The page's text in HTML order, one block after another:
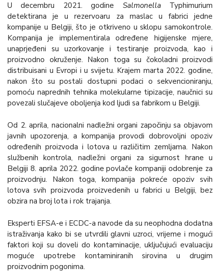
U decembru 2021. godine Salmonella Typhimurium
detektirana je u rezervoaru za maslac u fabrici jedne
kompanije u Belgiji, što je otkriveno u sklopu samokontrole.
Kompanija je implementirala određene higijenske mjere,
unaprjeđeni su uzorkovanje i testiranje proizvoda, kao i
proizvodno okruženje. Nakon toga su čokoladni proizvodi
distribuisani u Evropi i u svijetu. Krajem marta 2022. godine,
nakon što su postali dostupni podaci o sekvencioniranju,
pomoću naprednih tehnika molekularne tipizacije, naučnici su
povezali slučajeve oboljenja kod ljudi sa fabrikom u Belgiji.
Od 2. aprila, nacionalni nadležni organi započinju sa objavom
javnih upozorenja, a kompanija provodi dobrovoljni opoziv
određenih proizvoda i lotova u različitim zemljama. Nakon
službenih kontrola, nadležni organi za sigurnost hrane u
Belgiji 8. aprila 2022. godine povlače kompaniji odobrenje za
proizvodnju. Nakon toga, kompanija pokreće opoziv svih
lotova svih proizvoda proizvedenih u fabrici u Belgiji, bez
obzira na broj lota i rok trajanja.
Eksperti EFSA-e i ECDC-a navode da su neophodna dodatna
istraživanja kako bi se utvrdili glavni uzroci, vrijeme i mogući
faktori koji su doveli do kontaminacije, uključujući evaluaciju
moguće upotrebe kontaminiranih sirovina u drugim
proizvodnim pogonima.